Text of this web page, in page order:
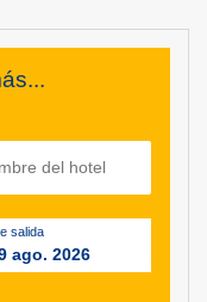
salida
ago. 2026